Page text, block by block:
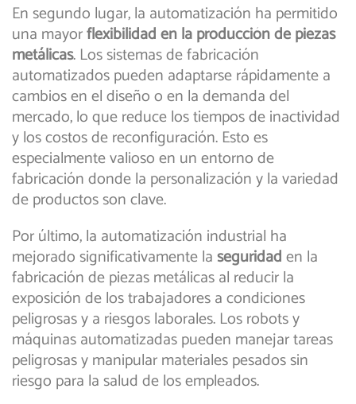
En segundo lugar, la automatización ha permitido
una mayorflexibilidad en la producción de piezas
metálicas. Los sistemas de fabricación
automatizados pueden adaptarse rápidamente a
cambios en el diseño o en la demanda del
mercado, lo que reduce los tiempos de inactividad
y los costos de reconfiguración. Esto es
especialmente valioso en un entorno de
fabricación donde la personalización y la variedad
de productos son clave.
Por último, la automatización industrial ha
mejorado significativamente laseguridaden la
fabricación de piezas metálicas al reducir la
exposición de los trabajadores a condiciones
peligrosas y a riesgos laborales. Los robots y
máquinas automatizadas pueden manejar tareas
peligrosas y manipular materiales pesados sin
riesgo para la salud de los empleados.